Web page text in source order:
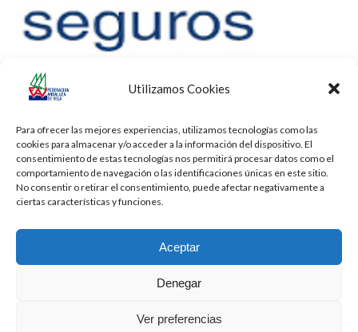
Utilizamos Cookies
Para ofrecer las mejores experiencias, utilizamos tecnologías como las
cookies para almacenar y/o acceder a la información del dispositivo. El
consentimiento de estas tecnologías nos permitirá procesar datos como el
comportamiento de navegación o las identificaciones únicas en este sitio.
No consentir o retirar el consentimiento, puede afectar negativamente a
ciertas características y funciones.
Aceptar
Denegar
Ver preferencias
Todos los derechos reservados -Privacidad